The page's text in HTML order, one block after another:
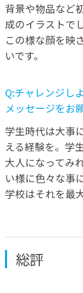
背景や物品など
成のイラストで
この様な顔を映
いです。
Q:チャレンジし
メッセージをお
学生時代は大事
える経験を。学
大人になってみ
い様に色々な事
学校はそれを最
総評